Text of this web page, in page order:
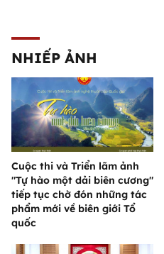
NHIẾP ẢNH
Cuộc thi và Triển lãm ảnh
"Tự hào một dải biên cương"
tiếp tục chờ đón những tác
phẩm mới về biên giới Tổ
quốc